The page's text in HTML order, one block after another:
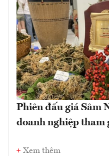
Phiên đấu giá Sâm
doanh nghiệp tham
Xem thêm